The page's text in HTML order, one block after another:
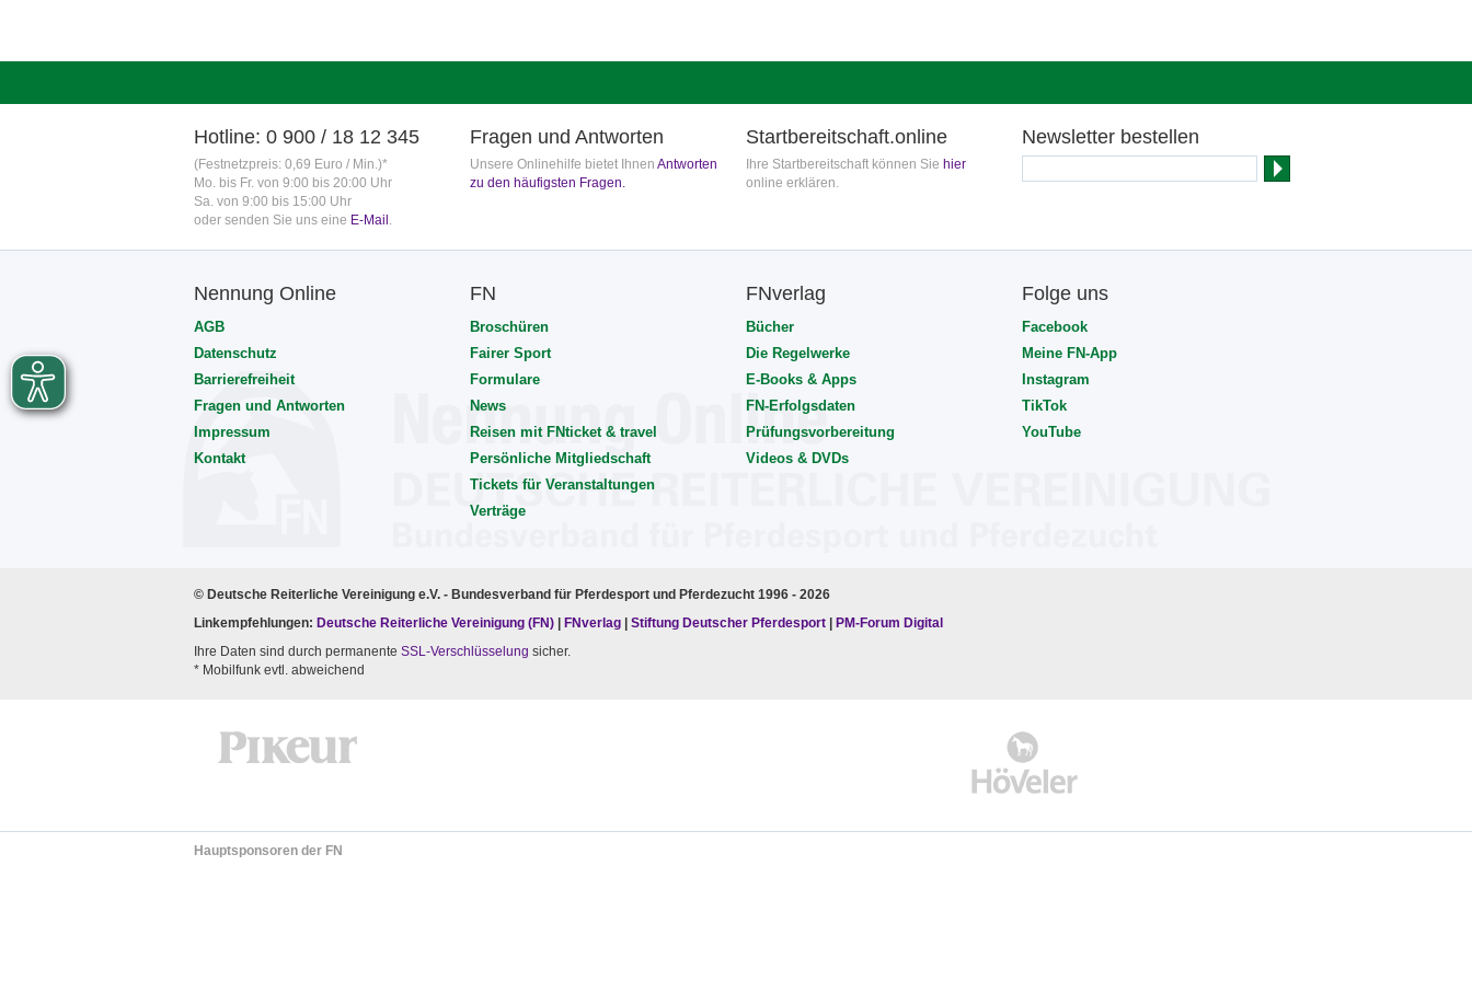
Hotline: 0 900 / 18 12 345
(Festnetzpreis: 0,69 Euro / Min.)*
Mo. bis Fr. von 9:00 bis 20:00 Uhr
Sa. von 9:00 bis 15:00 Uhr
oder senden Sie uns eine E-Mail .
Fragen und Antworten
Unsere Onlinehilfe bietet Ihnen Antworten
zu den häufigsten Fragen.
Startbereitschaft.online
Ihre Startbereitschaft können Sie hier
online erklären.
Newsletter bestellen
Nennung Online
AGB
Datenschutz
Barrierefreiheit
Fragen und Antworten
Impressum
Kontakt
FN
Broschüren
Fairer Sport
Formulare
News
Reisen mit FNticket & travel
Persönliche Mitgliedschaft
Tickets für Veranstaltungen
Verträge
FNverlag
Bücher
Die Regelwerke
E-Books & Apps
FN-Erfolgsdaten
Prüfungsvorbereitung
Videos & DVDs
Folge uns
Facebook
Meine FN-App
Instagram
TikTok
YouTube
© Deutsche Reiterliche Vereinigung e.V. - Bundesverband für Pferdesport und Pferdezucht 1996 - 2026
Linkempfehlungen: Deutsche Reiterliche Vereinigung (FN) FNverlag Stiftung Deutscher Pferdesport
PM-Forum Digital
Ihre Daten sind durch permanente SSL-Verschlüsselung sicher.
* Mobilfunk evtl. abweichend
Hauptsponsoren der FN